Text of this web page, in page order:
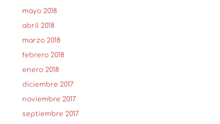
mayo 2018
abril 2018
marzo 2018
febrero 2018
enero 2018
diciembre 2017
noviembre 2017
septiembre 2017